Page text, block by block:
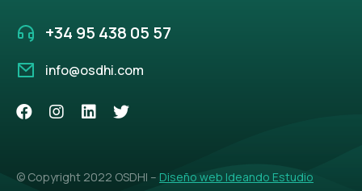
+34 95 438 05 57
info@osdhi.com
© Copyright 2022 OSDHI – Diseño web Ideando Estudio